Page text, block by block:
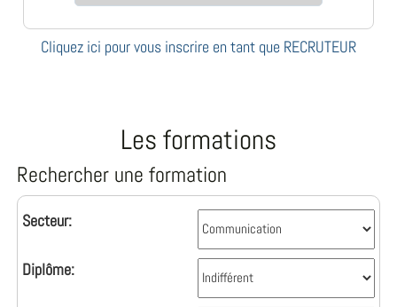
Cliquez ici pour vous inscrire en tant que RECRUTEUR
Les formations
Rechercher une formation
Secteur:
Diplôme: